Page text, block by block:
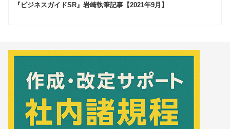
『ビジネスガイドSR』岩崎執筆記事【2021年9月】